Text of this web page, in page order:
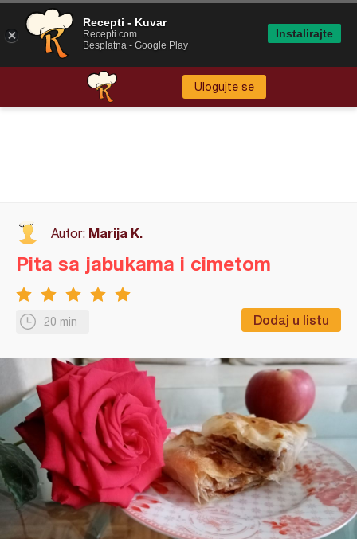
Ulogujte se
Autor: Marija K.
20 min Dodaj u listu
Pita sa jabukama i cimetom
Recepti - Kuvar
Recepti.com
Besplatna - Google Play
Instalirajte